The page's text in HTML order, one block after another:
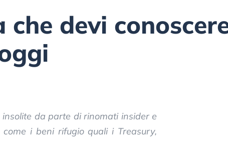
devi
da parte di rinomati insider e
i beni rifugio quali i Treasury,